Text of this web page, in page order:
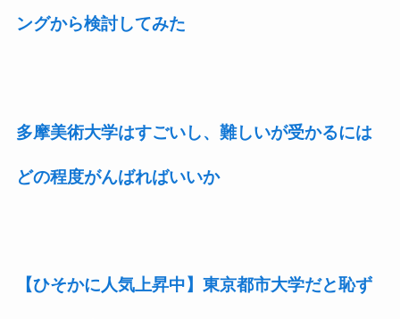
ングから検討してみた
多摩美術大学はすごいし、難しいが受かるには
どの程度がんばればいいか
【ひそかに人気上昇中】東京都市大学だと恥ず